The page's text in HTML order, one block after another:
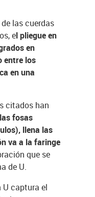
las cuerdas
el pliegue en
en
entre los
en una
citados han
fosas
llena las
va a la faringe
que se
de U.
U captura el